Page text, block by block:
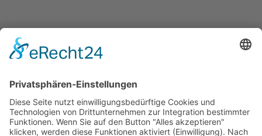
vorher anfragen.
Bring das Gerät nach Berlin-Prenzlauer Berg mit